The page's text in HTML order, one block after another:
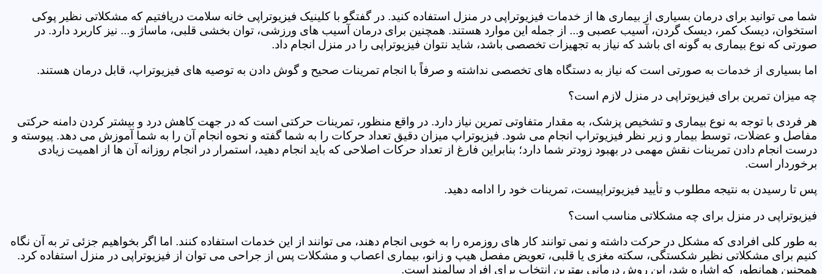
شما می توانید برای درمان بسیاری از بیماری ها از خدمات فیزیوتراپی در منزل استفاده کنید. در گفتگو با کلینیک فیزیوتراپی خانه سلامت دریافتیم که مشکلاتی نظیر پوکی
استخوان، دیسک کمر، دیسک گردن، آسیب عصبی و... از جمله این موارد هستند. همچنین برای درمان آسیب های ورزشی، توان بخشی قلبی، ماساژ و... نیز کاربرد دارد. در
صورتی که نوع بیماری به گونه ای باشد که نیاز به تجهیزات تخصصی باشد، شاید نتوان فیزیوتراپی را در منزل انجام داد.
اما بسیاری از خدمات به صورتی است که نیاز به دستگاه های تخصصی نداشته و صرفاً با انجام تمرینات صحیح و گوش دادن به توصیه های فیزیوتراپ، قابل درمان هستند.
چه میزان تمرین برای فیزیوتراپی در منزل لازم است؟
هر فردی با توجه به نوع بیماری و تشخیص پزشک، به مقدار متفاوتی تمرین نیاز دارد. در واقع منظور، تمرینات حرکتی است که در جهت کاهش درد و بیشتر کردن دامنه حرکتی
مفاصل و عضلات، توسط بیمار و زیر نظر فیزیوتراپ انجام می شود. فیزیوتراپ میزان دقیق تعداد حرکات را به شما گفته و نحوه انجام آن را به شما آموزش می دهد. پیوسته و
درست انجام دادن تمرینات نقش مهمی در بهبود زودتر شما دارد؛ بنابراین فارغ از تعداد حرکات اصلاحی که باید انجام دهید، استمرار در انجام روزانه آن ها از اهمیت زیادی
برخوردار است.
پس تا رسیدن به نتیجه مطلوب و تأیید فیزیوتراپیست، تمرینات خود را ادامه دهید.
فیزیوتراپی در منزل برای چه مشکلاتی مناسب است؟
به طور کلی افرادی که مشکل در حرکت داشته و نمی توانند کار های روزمره را به خوبی انجام دهند، می توانند از این خدمات استفاده کنند. اما اگر بخواهیم جزئی تر به آن نگاه
کنیم برای مشکلاتی نظیر شکستگی، سکته مغزی یا قلبی، تعویض مفصل هیپ و زانو، بیماری اعصاب و مشکلات پس از جراحی می توان از فیزیوتراپی در منزل استفاده کرد.
همچنین همانطور که اشاره شد، این روش درمانی بهترین انتخاب برای افراد سالمند است.